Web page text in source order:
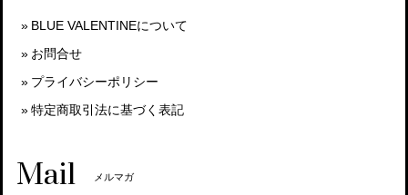
BLUE VALENTINEについて
お問合せ
プライバシーポリシー
特定商取引法に基づく表記
Mail メルマガ